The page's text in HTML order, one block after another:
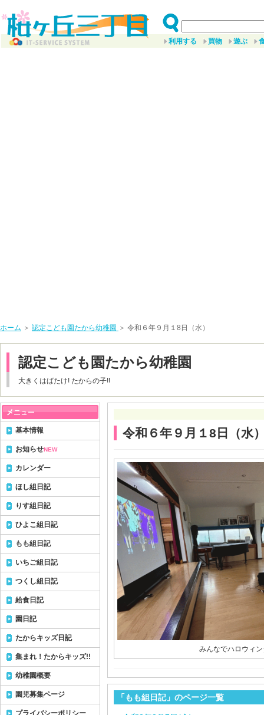
利用する 買物 遊ぶ
ホーム ＞ 認定こども園たから幼稚園 ＞ 令和６年９月１8日（水）
認定こども園たから幼稚園
大きくはばたけ! たからの子!!
令和６年９月１8日（水
みんなでハロウィ
「もも組日記」のページ一覧
基本情報
お知らせNEW
カレンダー
ほし組日記
りす組日記
ひよこ組日記
もも組日記
いちご組日記
つくし組日記
給食日記
園日記
たからキッズ日記
集まれ！たからキッズ!!
幼稚園概要
園児募集ページ
プライバシーポリシー